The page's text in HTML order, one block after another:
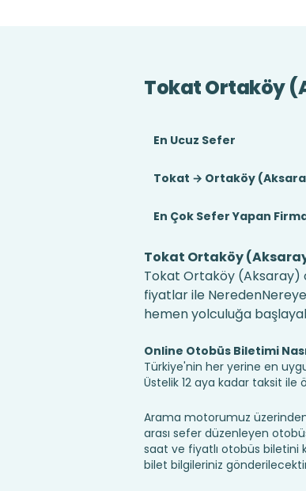
Tokat Ortaköy
En Ucuz Sefer
Tokat → Ortaköy
En Çok Sefer Yapan
Tokat Ortaköy
Tokat Ortaköy (Aksaray)
fiyatlar ile
hemen yolculuğa
Online Otobüs Biletimi
Türkiye'nin her yerine en
Üstelik 12 aya kadar taksit
Arama motorumuz
arası sefer düzenleyen
saat ve fiyatlı otobüs biletini
bilet bilgileriniz